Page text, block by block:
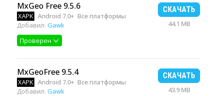
MxGeo Free 9.5.6
XAPK Android 7.0+ Все платформы
Добавил: Gawk
Проверен
СКАЧАТЬ
44.1 MB
MxGeoFree 9.5.4
XAPK Android 7.0+ Все платформы
Добавил: Gawk
СКАЧАТЬ
43.9 MB